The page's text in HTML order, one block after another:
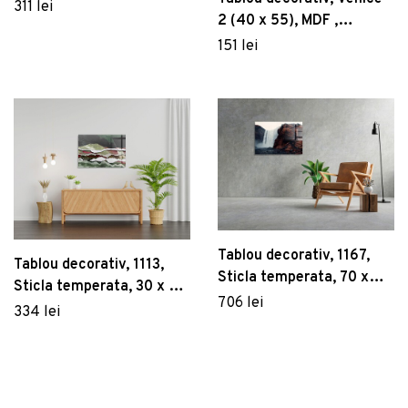
311 lei
2 (40 x 55), MDF ,
Polistiren, Multicolor
151 lei
Tablou decorativ, 1113,
Sticla temperata, 30 x 45
cm, Multicolor
334 lei
Tablou decorativ, 1167,
Sticla temperata, 70 x
100 cm, Multicolor
706 lei